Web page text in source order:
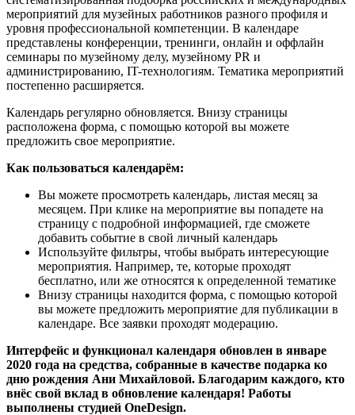
мероприятий для музейных работников разного профиля и
уровня профессиональной компетенции. В календаре
представлены конференции, тренинги, онлайн и оффлайн
семинары по музейному делу, музейному PR и
администрированию, IT-технологиям. Тематика мероприятий
постепенно расширяется.
Календарь регулярно обновляется. Внизу страницы
расположена форма, с помощью которой вы можете
предложить свое мероприятие.
Как пользоваться календарём:
Вы можете просмотреть календарь, листая месяц за
месяцем. При клике на мероприятие вы попадете на
страницу с подробной информацией, где сможете
добавить событие в свой личный календарь
Используйте фильтры, чтобы выбрать интересующие
мероприятия. Например, те, которые проходят
бесплатно, или же относятся к определенной тематике
Внизу страницы находится форма, с помощью которой
вы можете предложить мероприятие для публикации в
календаре. Все заявки проходят модерацию.
Интерфейс и функционал календаря обновлен в январе
2020 года на средства, собранные в качестве подарка ко
дню рождения Ани Михайловой. Благодарим каждого, кто
внёс свой вклад в обновление календаря! Работы
выполнены студией OneDesign.